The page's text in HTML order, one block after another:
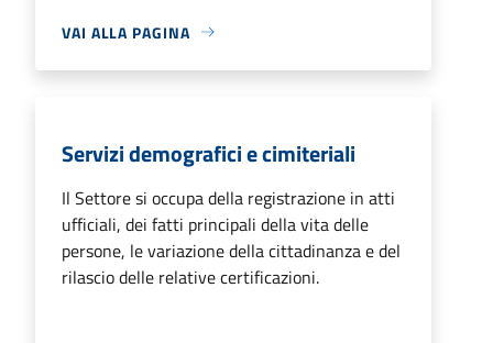
VAI ALLA PAGINA
Servizi demografici e cimiteriali
Il Settore si occupa della registrazione in atti
ufficiali, dei fatti principali della vita delle
persone, le variazione della cittadinanza e del
rilascio delle relative certificazioni.